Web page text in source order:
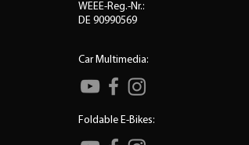
WEEE-Reg.-Nr.:
DE 90990569
Car Multimedia:
Foldable E-Bikes: